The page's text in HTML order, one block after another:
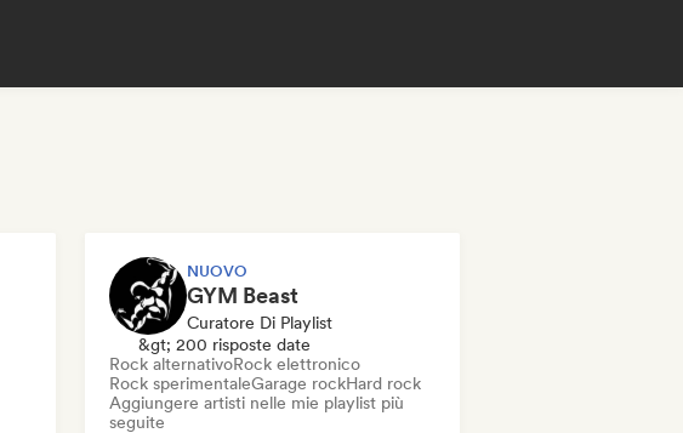
NUOVO
GYM Beast
Curatore Di Playlist
&gt; 200 risposte date
Rock alternativoRock elettronico
Rock sperimentaleGarage rockHard rock
Aggiungere artisti nelle mie playlist più
seguite